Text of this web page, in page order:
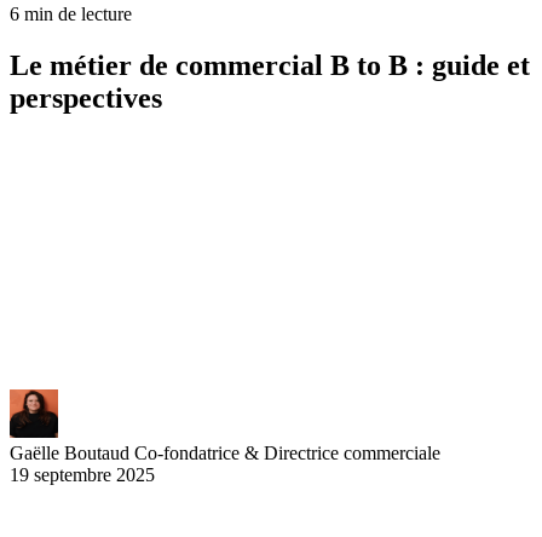
6 min de lecture
Le métier de commercial B to B : guide et
perspectives
Gaëlle Boutaud Co-fondatrice & Directrice commerciale
19 septembre 2025